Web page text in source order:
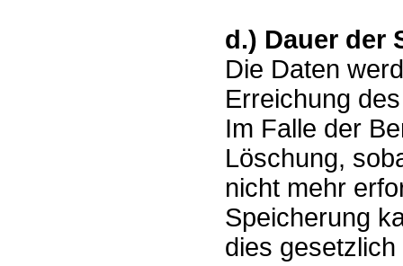
d.) Dauer der
Die Daten
Erreichung
Im Falle der
Löschung,
nicht mehr
Speicherung
dies